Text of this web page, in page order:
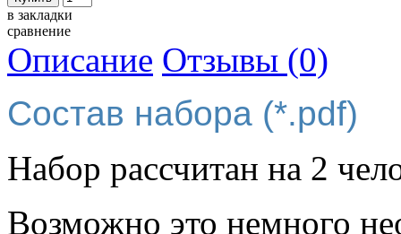
в закладки
сравнение
Описание Отзывы (0)
Состав набора (*.pdf)
Набор рассчитан на 2
Возможно это немного